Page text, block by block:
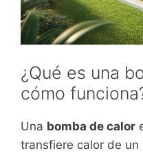
¿Qué es una
cómo
Una bomba de calor
transfiere calor de